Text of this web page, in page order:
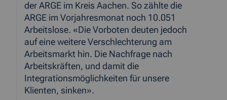
der ARGE im Kreis Aachen. So zählte die
ARGE im Vorjahresmonat noch 10.051
Arbeitslose. «Die Vorboten deuten jedoch
auf eine weitere Verschlechterung am
Arbeitsmarkt hin. Die Nachfrage nach
Arbeitskräften, und damit die
Integrationsmöglichkeiten für unsere
Klienten, sinken».